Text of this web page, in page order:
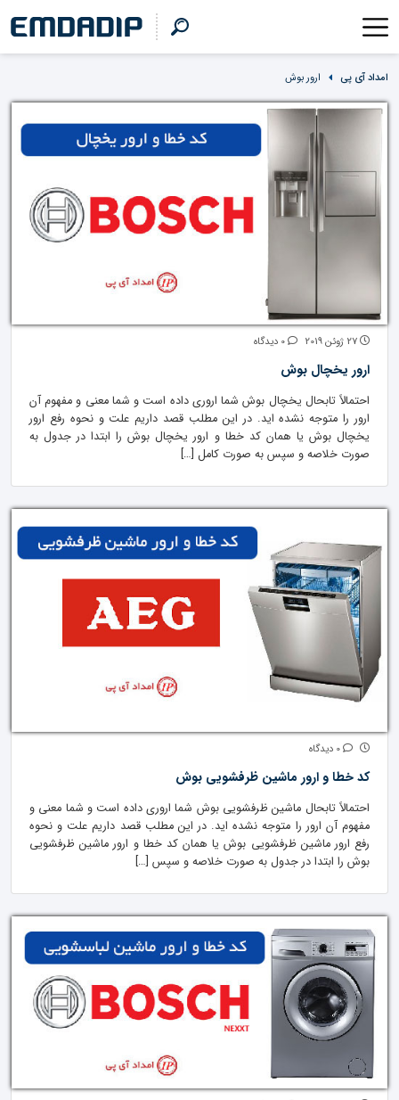
امداد آی پی ارور بوش
ارور یخچال بوش
احتمالاً تابحال یخچال بوش شما اروری داده است و شما معنی و مفهوم آن
ارور را متوجه نشده اید. در این مطلب قصد داریم علت و نحوه رفع ارور
یخچال بوش یا همان کد خطا و ارور یخچال بوش را ابتدا در جدول به
صورت خلاصه و سپس به صورت کامل […]
کد خطا و ارور ماشین ظرفشویی بوش
احتمالاً تابحال ماشین ظرفشویی بوش شما اروری داده است و شما معنی و
مفهوم آن ارور را متوجه نشده اید. در این مطلب قصد داریم علت و نحوه
رفع ارور ماشین ظرفشویی بوش یا همان کد خطا و ارور ماشین ظرفشویی
بوش را ابتدا در جدول به صورت خلاصه و سپس […]